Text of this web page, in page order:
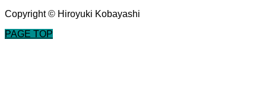
Copyright © Hiroyuki Kobayashi
PAGE TOP